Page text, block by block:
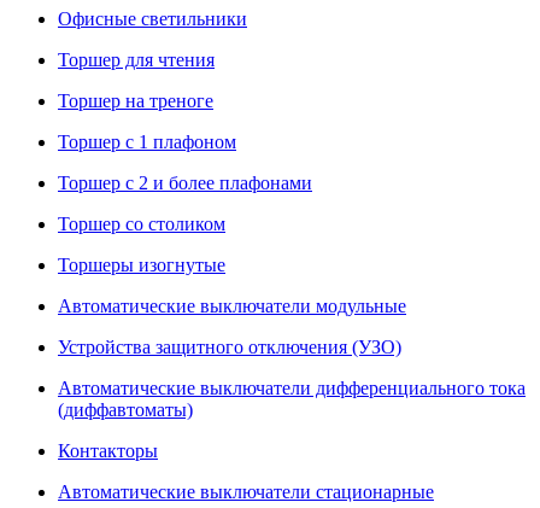
Офисные светильники
Торшер для чтения
Торшер на треноге
Торшер с 1 плафоном
Торшер с 2 и более плафонами
Торшер со столиком
Торшеры изогнутые
Автоматические выключатели модульные
Устройства защитного отключения (УЗО)
Автоматические выключатели дифференциального тока
(диффавтоматы)
Контакторы
Автоматические выключатели стационарные